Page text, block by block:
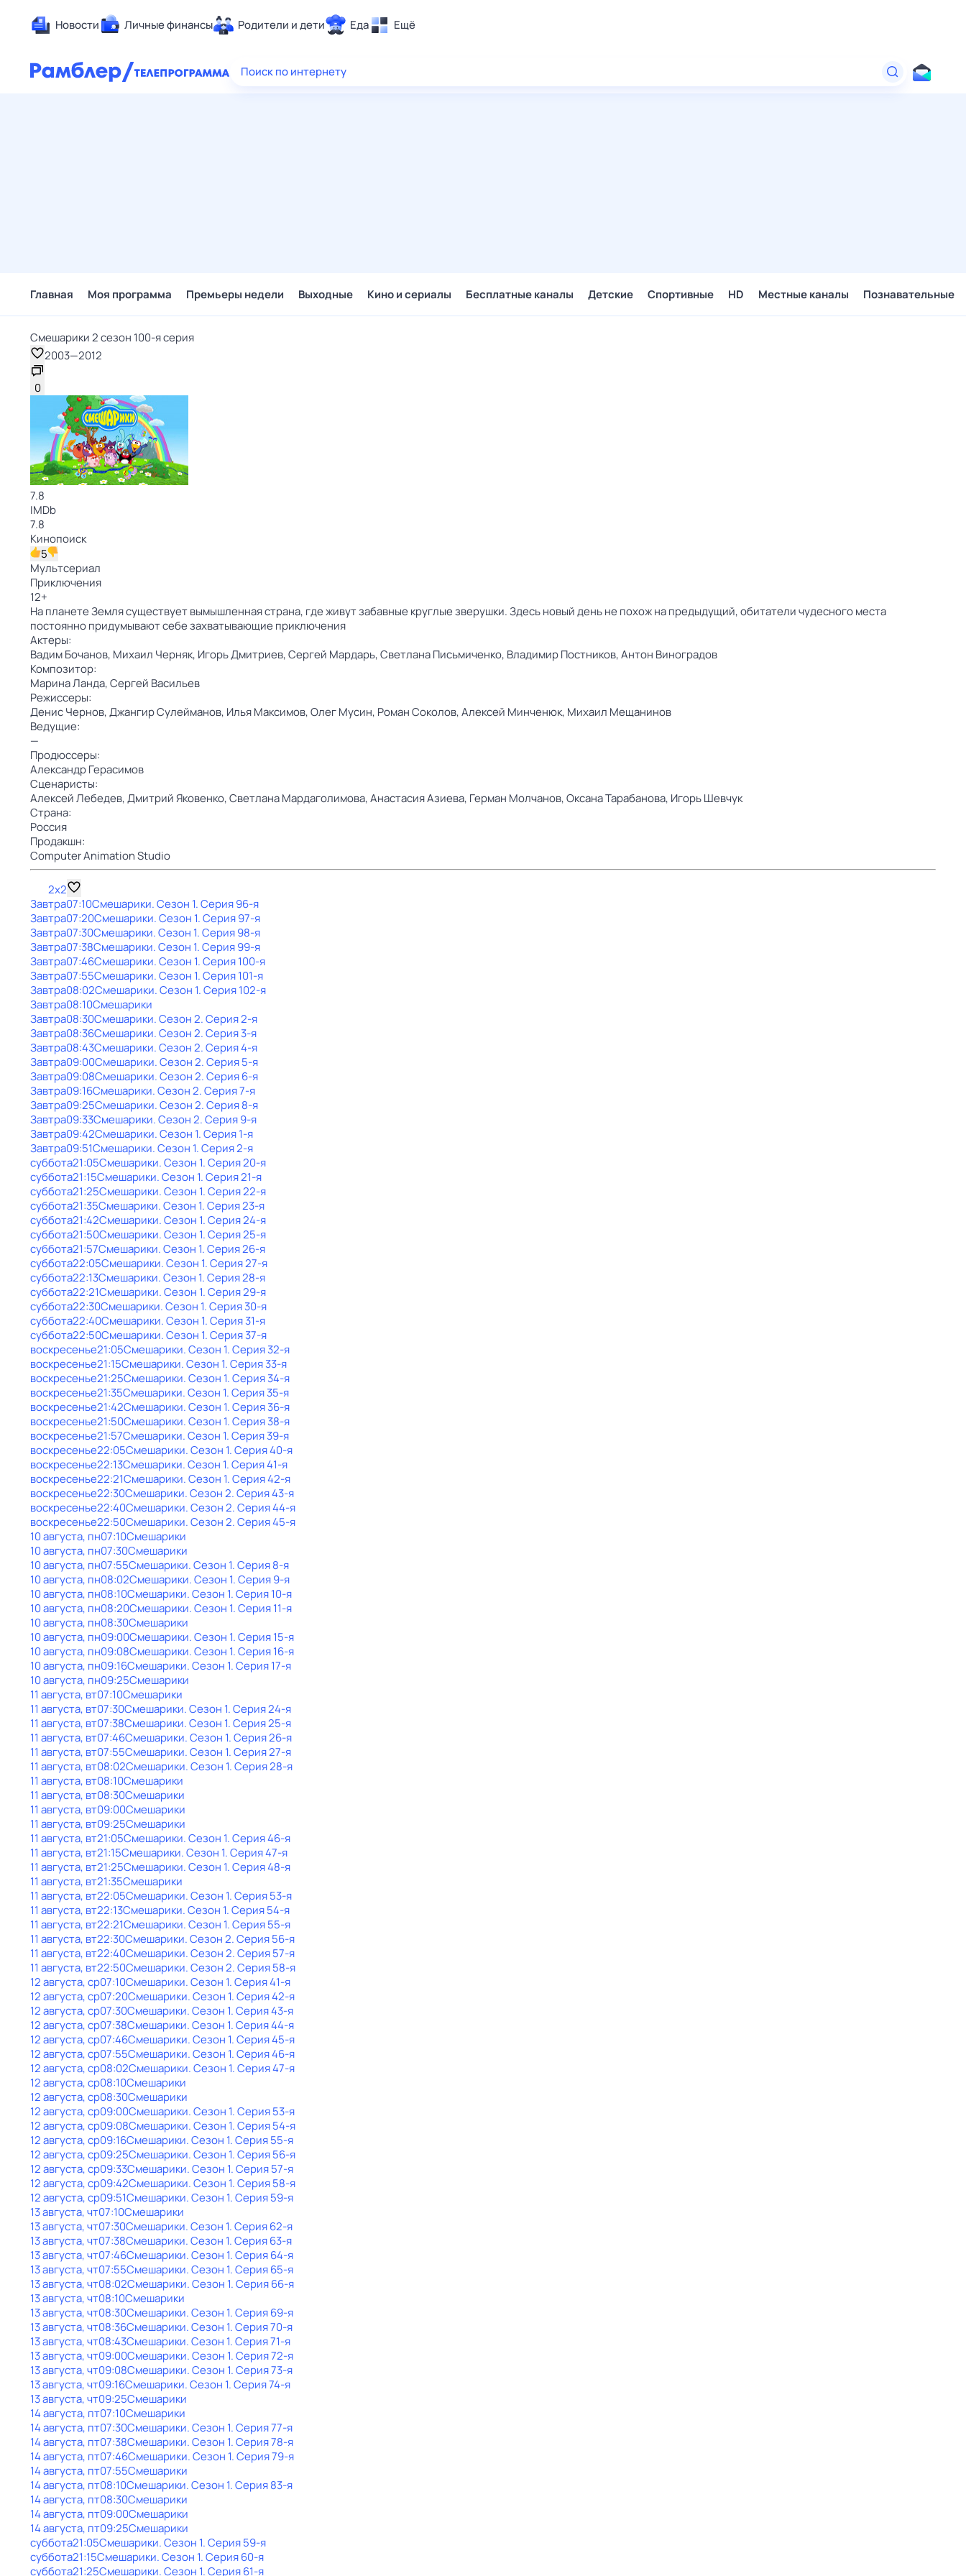
Новости Личные финансы Родители и дети Еда Ещё
Здоровье
Поиск по интернету
Главная Моя программа Премьеры недели Выходные Кино и сериалы Бесплатные каналы Детские Спортивные HD Местные каналы Познавательные
Смешарики 2 сезон 100-я серия
2003—2012
0
7.8
IMDb
7.8
Кинопоиск
5
Мультсериал
Приключения
12+
На планете Земля существует вымышленная страна, где живут забавные круглые зверушки. Здесь новый день не похож на предыдущий, обитатели чудесного места
постоянно придумывают себе захватывающие приключения
Актеры:
Вадим Бочанов, Михаил Черняк, Игорь Дмитриев,Сергей Мардарь,Светлана Письмиченко, Владимир Постников,Антон Виноградов
Композитор:
Марина Ланда,Сергей Васильев
Режиссеры:
Денис Чернов,Джангир Сулейманов, Илья Максимов,Олег Мусин, Роман Соколов,Алексей Минченюк, Михаил Мещанинов
Ведущие:
—
Продюссеры:
Александр Герасимов
Сценаристы:
Алексей Лебедев,Дмитрий Яковенко,Светлана Мардаголимова,Анастасия Азиева, Герман Молчанов,Оксана Тарабанова, Игорь Шевчук
Страна:
Россия
Продакшн:
Computer Animation Studio
2x2
Завтра07:10Смешарики. Сезон 1. Серия 96-я
Завтра07:20Смешарики. Сезон 1. Серия 97-я
Завтра07:30Смешарики. Сезон 1. Серия 98-я
Завтра07:38Смешарики. Сезон 1. Серия 99-я
Завтра07:46Смешарики. Сезон 1. Серия 100-я
Завтра07:55Смешарики. Сезон 1. Серия 101-я
Завтра08:02Смешарики. Сезон 1. Серия 102-я
Завтра08:10Смешарики
Завтра08:30Смешарики. Сезон 2. Серия 2-я
Завтра08:36Смешарики. Сезон 2. Серия 3-я
Завтра08:43Смешарики. Сезон 2. Серия 4-я
Завтра09:00Смешарики. Сезон 2. Серия 5-я
Завтра09:08Смешарики. Сезон 2. Серия 6-я
Завтра09:16Смешарики. Сезон 2. Серия 7-я
Завтра09:25Смешарики. Сезон 2. Серия 8-я
Завтра09:33Смешарики. Сезон 2. Серия 9-я
Завтра09:42Смешарики. Сезон 1. Серия 1-я
Завтра09:51Смешарики. Сезон 1. Серия 2-я
суббота21:05Смешарики. Сезон 1. Серия 20-я
суббота21:15Смешарики. Сезон 1. Серия 21-я
суббота21:25Смешарики. Сезон 1. Серия 22-я
суббота21:35Смешарики. Сезон 1. Серия 23-я
суббота21:42Смешарики. Сезон 1. Серия 24-я
суббота21:50Смешарики. Сезон 1. Серия 25-я
суббота21:57Смешарики. Сезон 1. Серия 26-я
суббота22:05Смешарики. Сезон 1. Серия 27-я
суббота22:13Смешарики. Сезон 1. Серия 28-я
суббота22:21Смешарики. Сезон 1. Серия 29-я
суббота22:30Смешарики. Сезон 1. Серия 30-я
суббота22:40Смешарики. Сезон 1. Серия 31-я
суббота22:50Смешарики. Сезон 1. Серия 37-я
воскресенье21:05Смешарики. Сезон 1. Серия 32-я
воскресенье21:15Смешарики. Сезон 1. Серия 33-я
воскресенье21:25Смешарики. Сезон 1. Серия 34-я
воскресенье21:35Смешарики. Сезон 1. Серия 35-я
воскресенье21:42Смешарики. Сезон 1. Серия 36-я
воскресенье21:50Смешарики. Сезон 1. Серия 38-я
воскресенье21:57Смешарики. Сезон 1. Серия 39-я
воскресенье22:05Смешарики. Сезон 1. Серия 40-я
воскресенье22:13Смешарики. Сезон 1. Серия 41-я
воскресенье22:21Смешарики. Сезон 1. Серия 42-я
воскресенье22:30Смешарики. Сезон 2. Серия 43-я
воскресенье22:40Смешарики. Сезон 2. Серия 44-я
воскресенье22:50Смешарики. Сезон 2. Серия 45-я
10 августа, пн07:10Смешарики
10 августа, пн07:30Смешарики
10 августа, пн07:55Смешарики. Сезон 1. Серия 8-я
10 августа, пн08:02Смешарики. Сезон 1. Серия 9-я
10 августа, пн08:10Смешарики. Сезон 1. Серия 10-я
10 августа, пн08:20Смешарики. Сезон 1. Серия 11-я
10 августа, пн08:30Смешарики
10 августа, пн09:00Смешарики. Сезон 1. Серия 15-я
10 августа, пн09:08Смешарики. Сезон 1. Серия 16-я
10 августа, пн09:16Смешарики. Сезон 1. Серия 17-я
10 августа, пн09:25Смешарики
11 августа, вт07:10Смешарики
11 августа, вт07:30Смешарики. Сезон 1. Серия 24-я
11 августа, вт07:38Смешарики. Сезон 1. Серия 25-я
11 августа, вт07:46Смешарики. Сезон 1. Серия 26-я
11 августа, вт07:55Смешарики. Сезон 1. Серия 27-я
11 августа, вт08:02Смешарики. Сезон 1. Серия 28-я
11 августа, вт08:10Смешарики
11 августа, вт08:30Смешарики
11 августа, вт09:00Смешарики
11 августа, вт09:25Смешарики
11 августа, вт21:05Смешарики. Сезон 1. Серия 46-я
11 августа, вт21:15Смешарики. Сезон 1. Серия 47-я
11 августа, вт21:25Смешарики. Сезон 1. Серия 48-я
11 августа, вт21:35Смешарики
11 августа, вт22:05Смешарики. Сезон 1. Серия 53-я
11 августа, вт22:13Смешарики. Сезон 1. Серия 54-я
11 августа, вт22:21Смешарики. Сезон 1. Серия 55-я
11 августа, вт22:30Смешарики. Сезон 2. Серия 56-я
11 августа, вт22:40Смешарики. Сезон 2. Серия 57-я
11 августа, вт22:50Смешарики. Сезон 2. Серия 58-я
12 августа, ср07:10Смешарики. Сезон 1. Серия 41-я
12 августа, ср07:20Смешарики. Сезон 1. Серия 42-я
12 августа, ср07:30Смешарики. Сезон 1. Серия 43-я
12 августа, ср07:38Смешарики. Сезон 1. Серия 44-я
12 августа, ср07:46Смешарики. Сезон 1. Серия 45-я
12 августа, ср07:55Смешарики. Сезон 1. Серия 46-я
12 августа, ср08:02Смешарики. Сезон 1. Серия 47-я
12 августа, ср08:10Смешарики
12 августа, ср08:30Смешарики
12 августа, ср09:00Смешарики. Сезон 1. Серия 53-я
12 августа, ср09:08Смешарики. Сезон 1. Серия 54-я
12 августа, ср09:16Смешарики. Сезон 1. Серия 55-я
12 августа, ср09:25Смешарики. Сезон 1. Серия 56-я
12 августа, ср09:33Смешарики. Сезон 1. Серия 57-я
12 августа, ср09:42Смешарики. Сезон 1. Серия 58-я
12 августа, ср09:51Смешарики. Сезон 1. Серия 59-я
13 августа, чт07:10Смешарики
13 августа, чт07:30Смешарики. Сезон 1. Серия 62-я
13 августа, чт07:38Смешарики. Сезон 1. Серия 63-я
13 августа, чт07:46Смешарики. Сезон 1. Серия 64-я
13 августа, чт07:55Смешарики. Сезон 1. Серия 65-я
13 августа, чт08:02Смешарики. Сезон 1. Серия 66-я
13 августа, чт08:10Смешарики
13 августа, чт08:30Смешарики. Сезон 1. Серия 69-я
13 августа, чт08:36Смешарики. Сезон 1. Серия 70-я
13 августа, чт08:43Смешарики. Сезон 1. Серия 71-я
13 августа, чт09:00Смешарики. Сезон 1. Серия 72-я
13 августа, чт09:08Смешарики. Сезон 1. Серия 73-я
13 августа, чт09:16Смешарики. Сезон 1. Серия 74-я
13 августа, чт09:25Смешарики
14 августа, пт07:10Смешарики
14 августа, пт07:30Смешарики. Сезон 1. Серия 77-я
14 августа, пт07:38Смешарики. Сезон 1. Серия 78-я
14 августа, пт07:46Смешарики. Сезон 1. Серия 79-я
14 августа, пт07:55Смешарики
14 августа, пт08:10Смешарики. Сезон 1. Серия 83-я
14 августа, пт08:30Смешарики
14 августа, пт09:00Смешарики
14 августа, пт09:25Смешарики
суббота21:05Смешарики. Сезон 1. Серия 59-я
суббота21:15Смешарики. Сезон 1. Серия 60-я
суббота21:25Смешарики. Сезон 1. Серия 61-я